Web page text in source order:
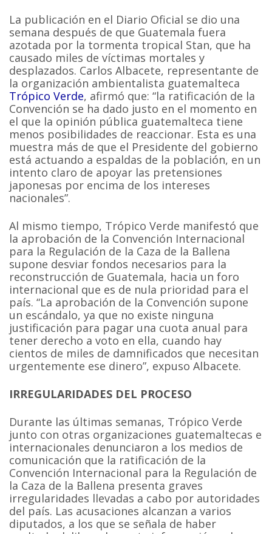
La publicación en el Diario Oficial se dio una
semana después de que Guatemala fuera
azotada por la tormenta tropical Stan, que ha
causado miles de víctimas mortales y
desplazados. Carlos Albacete, representante de
la organización ambientalista guatemalteca
Trópico Verde, afirmó que: “la ratificación de la
Convención se ha dado justo en el momento en
el que la opinión pública guatemalteca tiene
menos posibilidades de reaccionar. Esta es una
muestra más de que el Presidente del gobierno
está actuando a espaldas de la población, en un
intento claro de apoyar las pretensiones
japonesas por encima de los intereses
nacionales”.
Al mismo tiempo, Trópico Verde manifestó que
la aprobación de la Convención Internacional
para la Regulación de la Caza de la Ballena
supone desviar fondos necesarios para la
reconstrucción de Guatemala, hacia un foro
internacional que es de nula prioridad para el
país. “La aprobación de la Convención supone
un escándalo, ya que no existe ninguna
justificación para pagar una cuota anual para
tener derecho a voto en ella, cuando hay
cientos de miles de damnificados que necesitan
urgentemente ese dinero”, expuso Albacete.
IRREGULARIDADES DEL PROCESO
Durante las últimas semanas, Trópico Verde
junto con otras organizaciones guatemaltecas e
internacionales denunciaron a los medios de
comunicación que la ratificación de la
Convención Internacional para la Regulación de
la Caza de la Ballena presenta graves
irregularidades llevadas a cabo por autoridades
del país. Las acusaciones alcanzan a varios
diputados, a los que se señala de haber